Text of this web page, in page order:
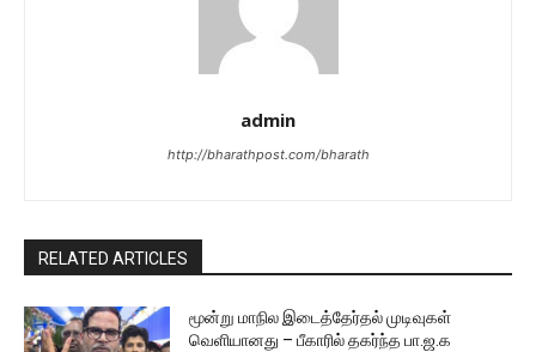
admin
http://bharathpost.com/bharath
RELATED ARTICLES
மூன்று மாநில இடைத்தேர்தல் முடிவுகள்
வெளியானது – பீகாரில் தகர்ந்த பா.ஜ.க